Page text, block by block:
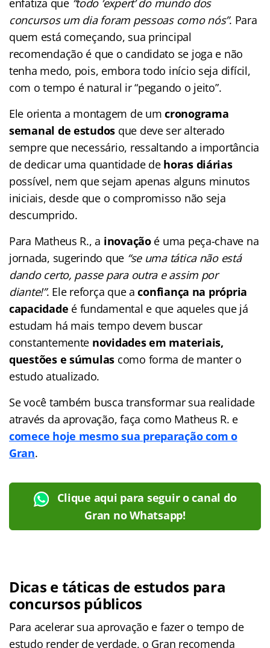
enfatiza que “todo ‘expert’ do mundo dos
concursos um dia foram pessoas como nós”. Para
quem está começando, sua principal
recomendação é que o candidato se joga e não
tenha medo, pois, embora todo início seja difícil,
com o tempo é natural ir “pegando o jeito”.
Ele orienta a montagem de umcronograma
semanal de estudos que deve ser alterado
sempre que necessário, ressaltando a importância
de dedicar uma quantidade de horas diárias
possível, nem que sejam apenas alguns minutos
iniciais, desde que o compromisso não seja
descumprido.
Para Matheus R., a inovaçãoé uma peça-chave na
jornada, sugerindo que “se uma tática não está
dando certo, passe para outra e assim por
diante!”. Ele reforça que aconfiança na própria
capacidade é fundamental e que aqueles que já
estudam há mais tempo devem buscar
constantemente novidades em materiais,
questões e súmulas como forma de manter o
estudo atualizado.
Se você também busca transformar sua realidade
através da aprovação, faça como Matheus R. e
comece hoje mesmo sua preparação com o
Gran.
Clique aqui para seguir o canal do
Gran no Whatsapp!
Dicas e táticas de estudos para
concursos públicos
Para acelerar sua aprovação e fazer o tempo de
estudo render de verdade, o Gran recomenda